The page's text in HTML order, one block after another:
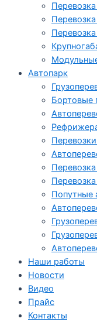
Автопарк
Бортовые
Попутные
Наши работы
Новости
Видео
Прайс
Контакты